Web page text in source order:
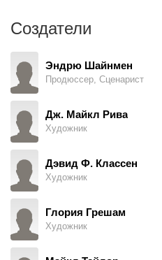
Создатели
Эндрю Шайнмен
Продюссер, Сценарист
Дж. Майкл Рива
Художник
Дэвид Ф. Классен
Художник
Глория Грешам
Художник